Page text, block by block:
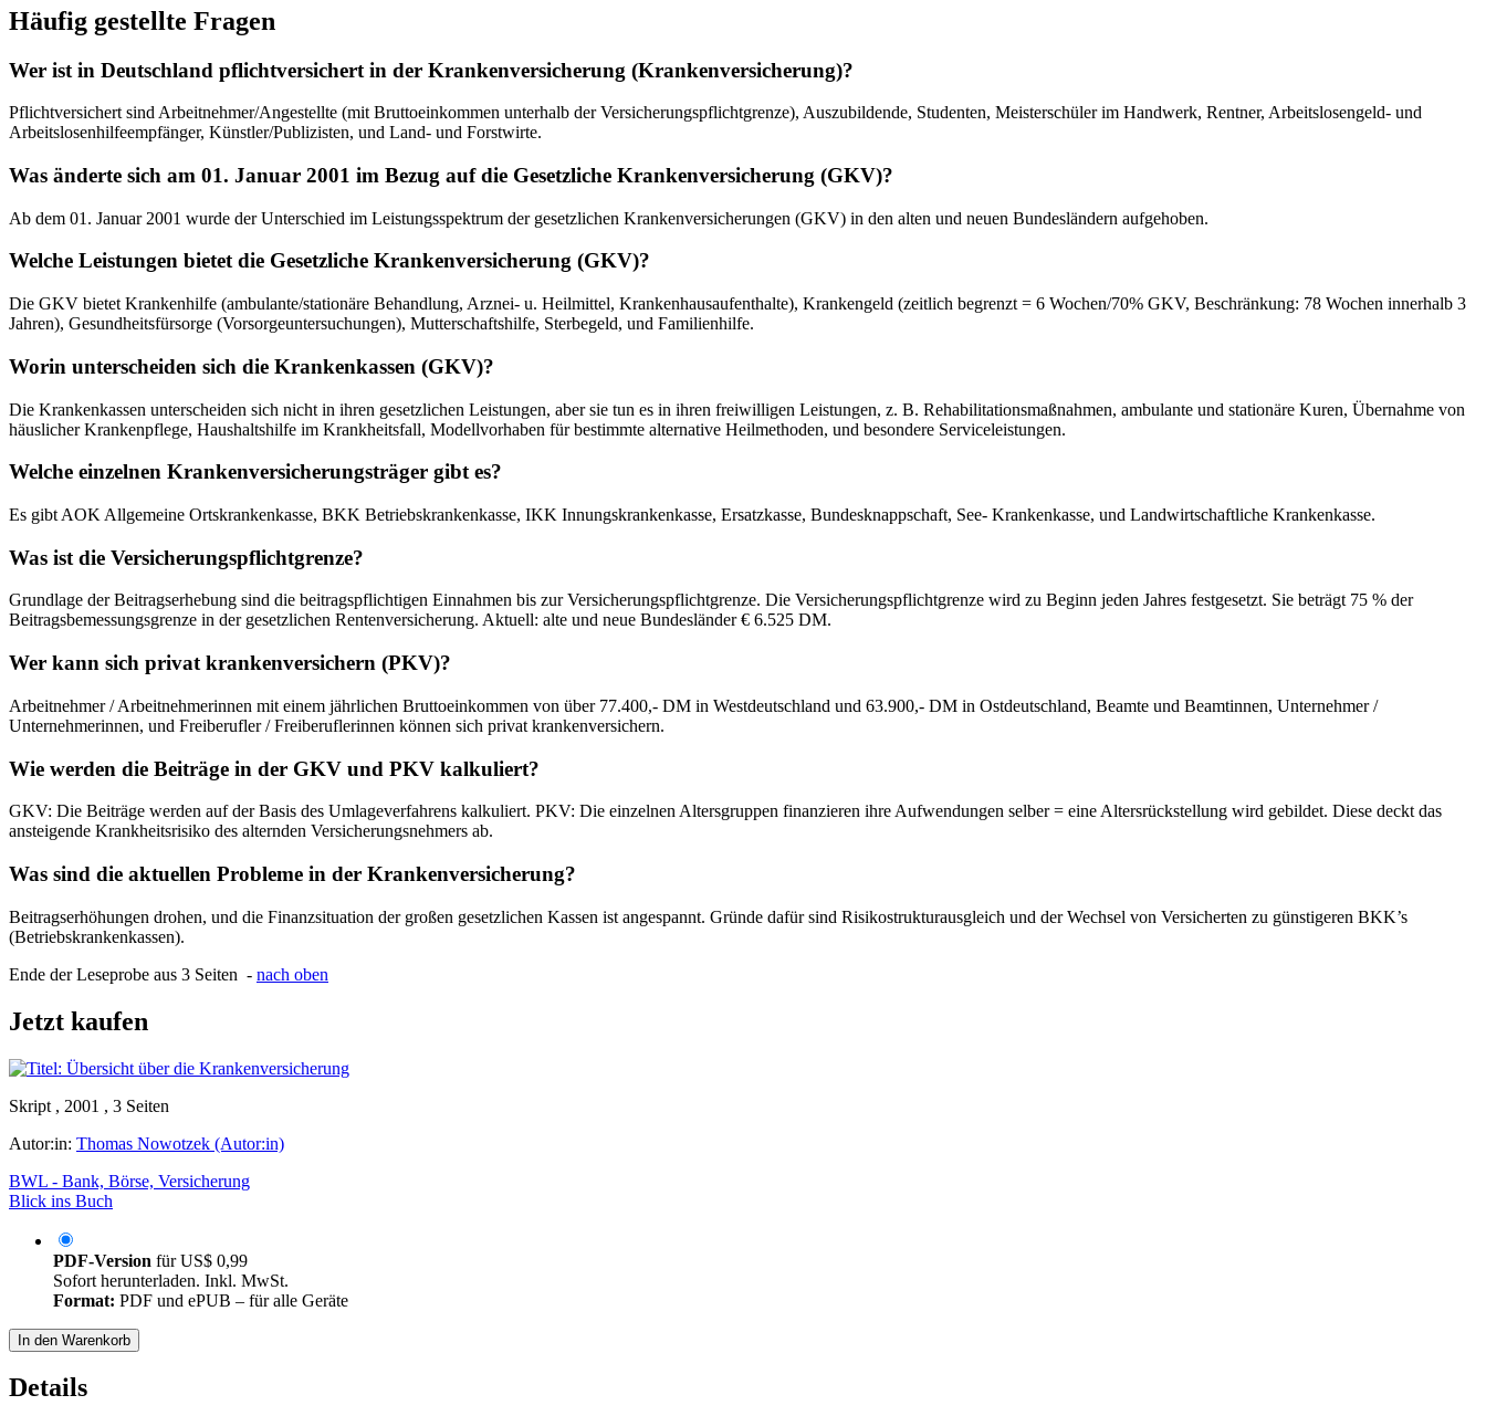
Häufig gestellte Fragen
Wer ist in Deutschland pflichtversichert in der Krankenversicherung (Krankenversicherung)?
Pflichtversichert sind Arbeitnehmer/Angestellte (mit Bruttoeinkommen unterhalb der Versicherungspflichtgrenze), Auszubildende, Studenten, Meisterschüler im Handwerk, Rentner, Arbeitslosengeld- und
Arbeitslosenhilfeempfänger, Künstler/Publizisten, und Land- und Forstwirte.
Was änderte sich am 01. Januar 2001 im Bezug auf die Gesetzliche Krankenversicherung (GKV)?
Ab dem 01. Januar 2001 wurde der Unterschied im Leistungsspektrum der gesetzlichen Krankenversicherungen (GKV) in den alten und neuen Bundesländern aufgehoben.
Welche Leistungen bietet die Gesetzliche Krankenversicherung (GKV)?
Die GKV bietet Krankenhilfe (ambulante/stationäre Behandlung, Arznei- u. Heilmittel, Krankenhausaufenthalte), Krankengeld (zeitlich begrenzt = 6 Wochen/70% GKV, Beschränkung: 78 Wochen innerhalb 3
Jahren), Gesundheitsfürsorge (Vorsorgeuntersuchungen), Mutterschaftshilfe, Sterbegeld, und Familienhilfe.
Worin unterscheiden sich die Krankenkassen (GKV)?
Die Krankenkassen unterscheiden sich nicht in ihren gesetzlichen Leistungen, aber sie tun es in ihren freiwilligen Leistungen, z. B. Rehabilitationsmaßnahmen, ambulante und stationäre Kuren, Übernahme von
häuslicher Krankenpflege, Haushaltshilfe im Krankheitsfall, Modellvorhaben für bestimmte alternative Heilmethoden, und besondere Serviceleistungen.
Welche einzelnen Krankenversicherungsträger gibt es?
Es gibt AOK Allgemeine Ortskrankenkasse, BKK Betriebskrankenkasse, IKK Innungskrankenkasse, Ersatzkasse, Bundesknappschaft, See- Krankenkasse, und Landwirtschaftliche Krankenkasse.
Was ist die Versicherungspflichtgrenze?
Grundlage der Beitragserhebung sind die beitragspflichtigen Einnahmen bis zur Versicherungspflichtgrenze. Die Versicherungspflichtgrenze wird zu Beginn jeden Jahres festgesetzt. Sie beträgt 75 % der
Beitragsbemessungsgrenze in der gesetzlichen Rentenversicherung. Aktuell: alte und neue Bundesländer € 6.525 DM.
Wer kann sich privat krankenversichern (PKV)?
Arbeitnehmer / Arbeitnehmerinnen mit einem jährlichen Bruttoeinkommen von über 77.400,- DM in Westdeutschland und 63.900,- DM in Ostdeutschland, Beamte und Beamtinnen, Unternehmer /
Unternehmerinnen, und Freiberufler / Freiberuflerinnen können sich privat krankenversichern.
Wie werden die Beiträge in der GKV und PKV kalkuliert?
GKV: Die Beiträge werden auf der Basis des Umlageverfahrens kalkuliert. PKV: Die einzelnen Altersgruppen finanzieren ihre Aufwendungen selber = eine Altersrückstellung wird gebildet. Diese deckt das
ansteigende Krankheitsrisiko des alternden Versicherungsnehmers ab.
Was sind die aktuellen Probleme in der Krankenversicherung?
Beitragserhöhungen drohen, und die Finanzsituation der großen gesetzlichen Kassen ist angespannt. Gründe dafür sind Risikostrukturausgleich und der Wechsel von Versicherten zu günstigeren BKK’s
(Betriebskrankenkassen).
Ende der Leseprobe aus 3 Seiten - nach oben
Jetzt kaufen
Skript , 2001 , 3 Seiten
Autor:in: Thomas Nowotzek (Autor:in)
BWL - Bank, Börse, Versicherung
Blick ins Buch
PDF-Version fürUS$ 0,99
Sofort herunterladen. Inkl. MwSt.
Format: PDF und ePUB – für alle Geräte
In den Warenkorb
Details